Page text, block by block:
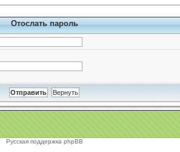
Отослать пароль
Русская поддержка phpBB